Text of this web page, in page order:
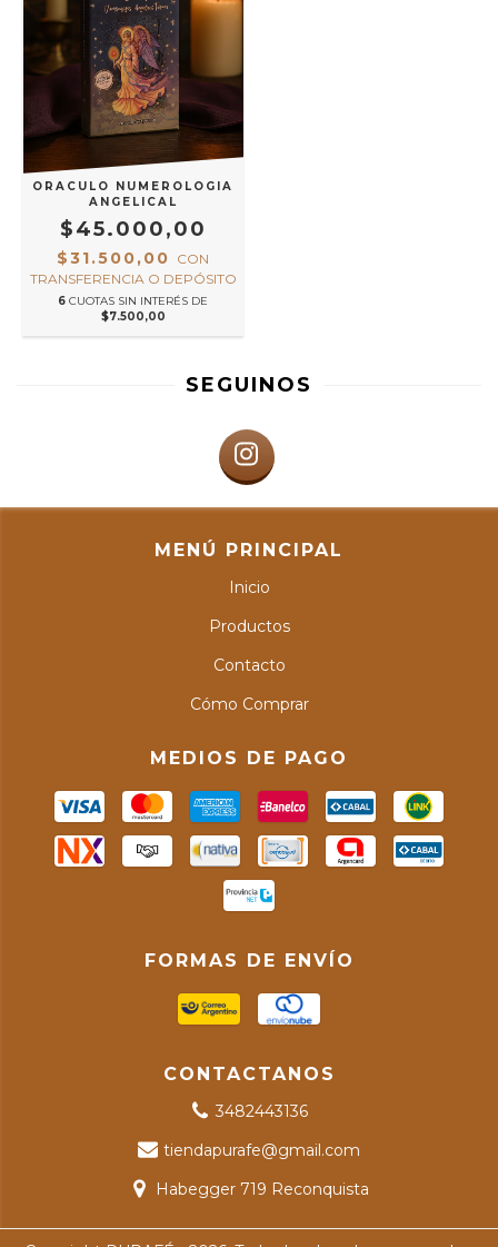
ORACULO NUMEROLOGIA
ANGELICAL
$45.000,00
$31.500,00 CON
TRANSFERENCIA O DEPÓSITO
6 CUOTAS SIN INTERÉS DE
$7.500,00
SEGUINOS
MENÚ PRINCIPAL
Inicio
Productos
Contacto
Cómo Comprar
MEDIOS DE PAGO
FORMAS DE ENVÍO
CONTACTANOS
3482443136
tiendapurafe@gmail.com
Habegger 719 Reconquista